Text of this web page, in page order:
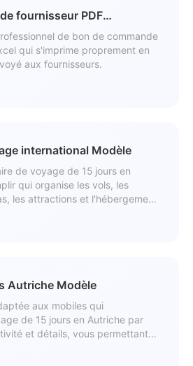
fournisseur PDF
de bon de commande
qui s'imprime proprement en
aux fournisseurs.
international Modèle
de voyage de 15 jours en
qui organise les vols, les
les attractions et l'hébergement
Autriche Modèle
aux mobiles qui
de 15 jours en Autriche par
et détails, vous permettant